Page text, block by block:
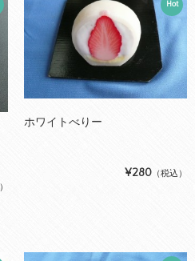
Hot
ホワイトべりー
¥280 （税込）